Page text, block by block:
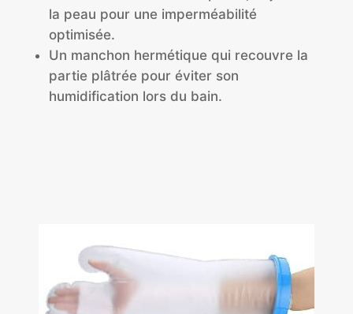
la peau pour une imperméabilité
optimisée.
Un manchon hermétique qui recouvre la
partie plâtrée pour éviter son
humidification lors du bain.